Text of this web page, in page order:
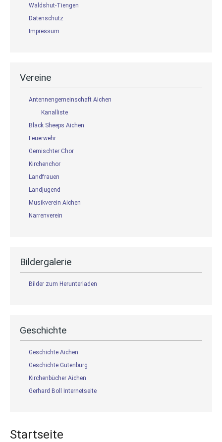
Waldshut-Tiengen
Datenschutz
Impressum
Vereine
Antennengemeinschaft Aichen
Kanalliste
Black Sheeps Aichen
Feuerwehr
Gemischter Chor
Kirchenchor
Landfrauen
Landjugend
Musikverein Aichen
Narrenverein
Bildergalerie
Bilder zum Herunterladen
Geschichte
Geschichte Aichen
Geschichte Gutenburg
Kirchenbücher Aichen
Gerhard Boll Internetseite
Startseite